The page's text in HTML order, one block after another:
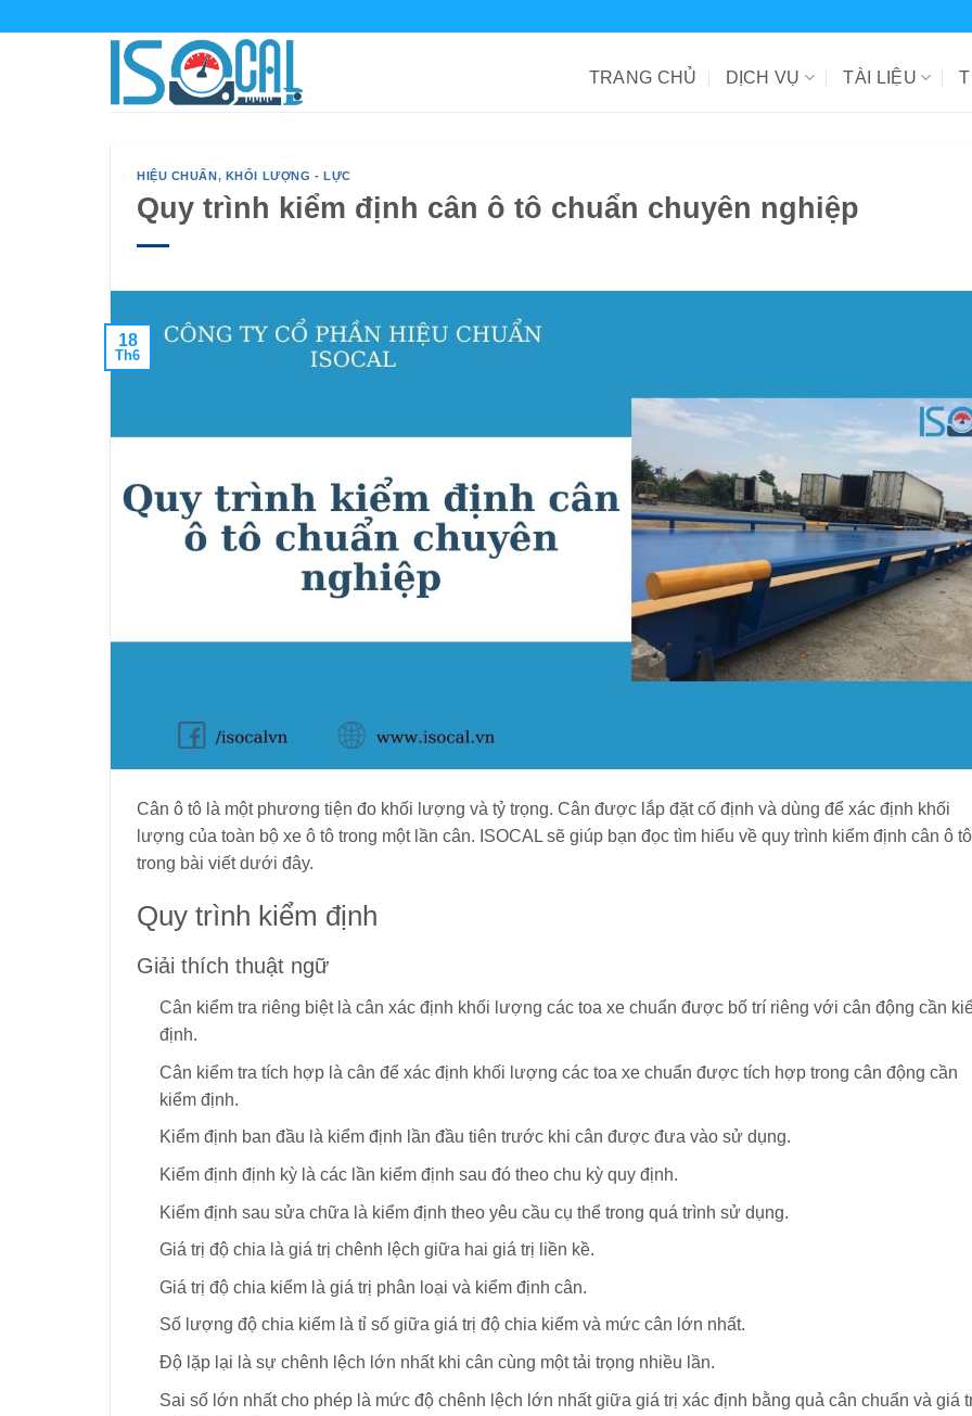
TRANG CHỦ DỊCH VỤ TÀI LIỆU
HIỆU CHUẨN, KHỐI LƯỢNG - LỰC
Quy trình kiểm định cân ô tô chuẩn chuyên nghiệp
18
Th6
Cân ô tô là một phương tiện đo khối lượng và tỷ trọng. Cân được lắp đặt cố định và dùng để xác định khối
lượng của toàn bộ xe ô tô trong một lần cân. ISOCAL sẽ giúp bạn đọc tìm hiểu về quy trình kiểm định cân ô tô
trong bài viết dưới đây.
Quy trình kiểm định
Giải thích thuật ngữ
Cân kiểm tra riêng biệt là cân xác định khối lượng các toa xe chuẩn được bố trí riêng với cân động cần
định.
Cân kiểm tra tích hợp là cân để xác định khối lượng các toa xe chuẩn được tích hợp trong cân động cần
kiểm định.
Kiểm định ban đầu là kiểm định lần đầu tiên trước khi cân được đưa vào sử dụng.
Kiểm định định kỳ là các lần kiểm định sau đó theo chu kỳ quy định.
Kiểm định sau sửa chữa là kiểm định theo yêu cầu cụ thể trong quá trình sử dụng.
Giá trị độ chia là giá trị chênh lệch giữa hai giá trị liền kề.
Giá trị độ chia kiểm là giá trị phân loại và kiểm định cân.
Số lượng độ chia kiểm là tỉ số giữa giá trị độ chia kiểm và mức cân lớn nhất.
Độ lặp lại là sự chênh lệch lớn nhất khi cân cùng một tải trọng nhiều lần.
Sai số lớn nhất cho phép là mức độ chênh lệch lớn nhất giữa giá trị xác định bằng quả cân chuẩn và giá